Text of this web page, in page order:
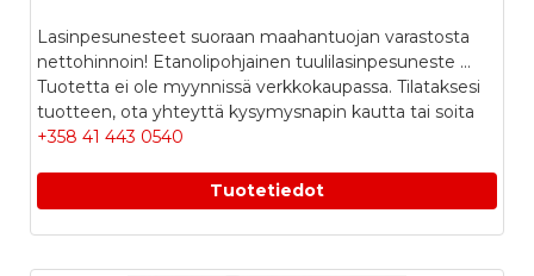
Lasinpesunesteet suoraan maahantuojan varastosta
nettohinnoin! Etanolipohjainen tuulilasinpesuneste ...
Tuotetta ei ole myynnissä verkkokaupassa. Tilataksesi
tuotteen, ota yhteyttä kysymysnapin kautta tai soita
+358 41 443 0540
Tuotetiedot